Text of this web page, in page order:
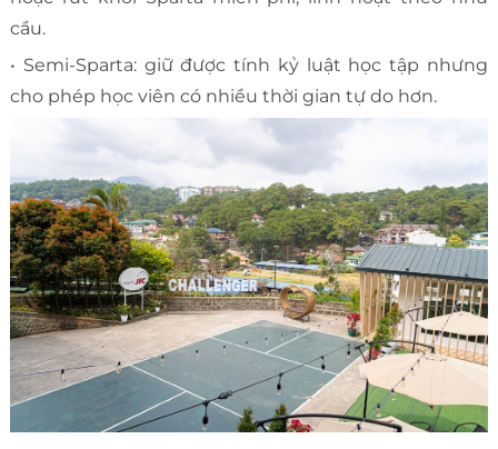
cầu.
• Semi-Sparta: giữ được tính kỷ luật học tập nhưng
cho phép học viên có nhiều thời gian tự do hơn.